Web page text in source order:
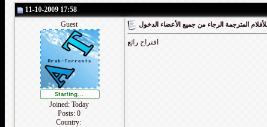
11-10-2009 17:58
Guest
Joined: Today
Posts: 0
Country:
المترجمة الرجاء من جميع الأعضاء الدخول
اقتراح رائع